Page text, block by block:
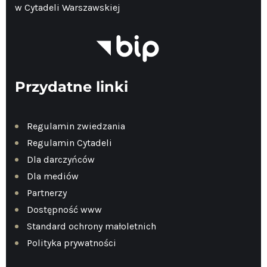
w Cytadeli Warszawskiej
Przydatne linki
Regulamin zwiedzania
Regulamin Cytadeli
Dla darczyńców
Dla mediów
Partnerzy
Dostępność www
Standard ochrony małoletnich
Polityka prywatności